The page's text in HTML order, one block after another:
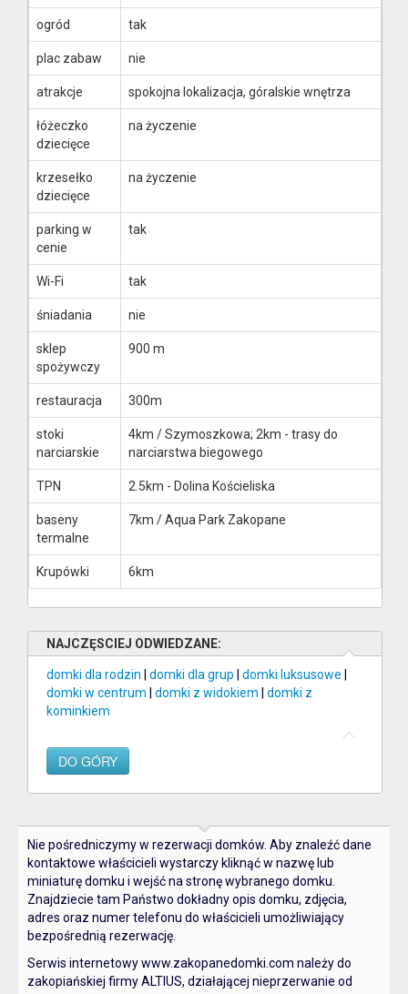
ogród tak
plac zabaw nie
atrakcje spokojna lokalizacja, góralskie wnętrza
łóżeczko
dziecięce
na życzenie
krzesełko
dziecięce
na życzenie
parking w
cenie
tak
Wi-Fi tak
śniadania nie
sklep
spożywczy
900 m
restauracja 300m
stoki
narciarskie
4km / Szymoszkowa; 2km - trasy do
narciarstwa biegowego
TPN 2.5km - Dolina Kościeliska
baseny
termalne
7km / Aqua Park Zakopane
Krupówki 6km
NAJCZĘSCIEJ ODWIEDZANE:
domki dla rodzin domki dla grup domki luksusowe
domki w centrum
domki z widokiem
domki z
kominkiem
DO GÓRY
Nie pośredniczymy w rezerwacji domków. Aby znaleźć dane
kontaktowe właścicieli wystarczy kliknąć w nazwę lub
miniaturę domku i wejść na stronę wybranego domku.
Znajdziecie tam Państwo dokładny opis domku, zdjęcia,
adres oraz numer telefonu do właścicieli umożliwiający
bezpośrednią rezerwację.
Serwis internetowy www.zakopanedomki.com należy do
zakopiańskiej firmy ALTIUS, działającej nieprzerwanie od